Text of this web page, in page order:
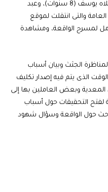
سنة) ويعمل بشركة البروبلين، وطفلاه يوسف (8 سنوات)، وعبد
العامة والتى انتقلت لموقع
لمسرح الواقعة، ومشاهدة
الجثث وبيان أسباب
الذى يتم فيه إصدار تكليف
وبعض العاملين بها إلى
التحقيقات حول أسباب
حول الواقعة وسؤال شهود